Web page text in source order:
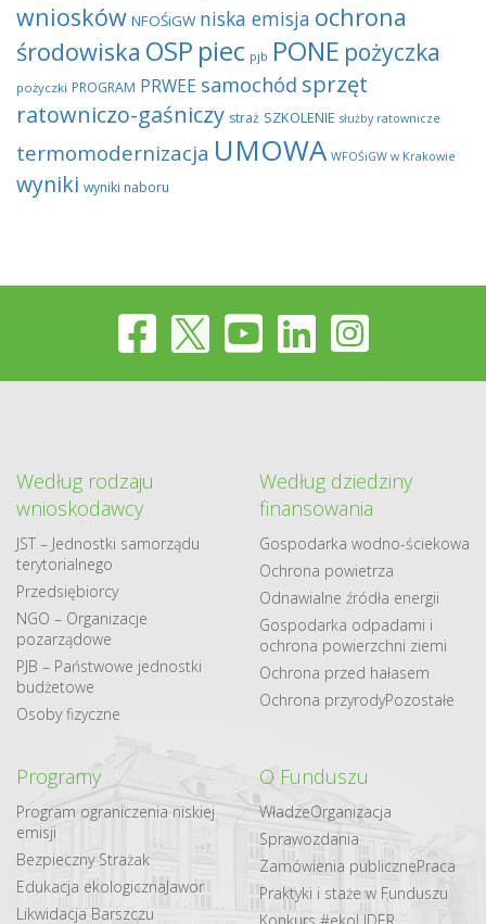
wniosków NFOŚiGW niska emisja ochrona
środowiska OSP piec pjb PONE pożyczka
pożyczki PROGRAM PRWEE samochód sprzęt
ratowniczo-gaśniczy straż SZKOLENIE służby ratownicze
termomodernizacja UMOWA WFOŚiGW w Krakowie
wyniki wyniki naboru
Według rodzaju
wnioskodawcy
JST – Jednostki samorządu
terytorialnego
Przedsiębiorcy
NGO – Organizacje
pozarządowe
PJB – Państwowe jednostki
budżetowe
Osoby fizyczne
Według dziedziny
finansowania
Gospodarka​ wodno​-ściekowa
Ochrona powietrza
Odnawialne​ źródła​ energii
Gospodarka odpadami i
ochrona powierzchni ziemi
Ochrona przed hałasem
Ochrona przyrodyPozostałe
Programy
Program ograniczenia niskiej
emisji
Bezpieczny Strażak
Edukacja ekologicznaJawor
Likwidacja Barszczu
O Funduszu
WładzeOrganizacja
Sprawozdania
Zamówienia publicznePraca
Praktyki i staże w Funduszu